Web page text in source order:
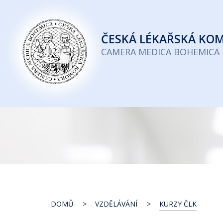
Česká
lékařská
komora
ČESKÁ LÉKAŘSKÁ
CAMERA MEDICA BOHEMICA
DOMŮ VZDĚLÁVÁNÍ KURZY ČLK